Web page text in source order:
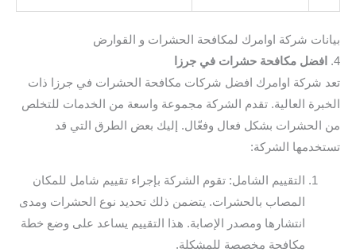
بيانات شركة اوامرك لمكافحة الحشرات و القوارض
4.
افضل مكافحة حشرات في جرزا
تعد شركة اوامرك افضل شركات مكافحة الحشرات في جرزا ذات
الخبرة العالية. تقدم الشركة مجموعة واسعة من الخدمات للتخلص
من الحشرات بشكل فعال وفعّال. إليك بعض الطرق التي قد
تستخدمها الشركة:
التقييم الشامل: تقوم الشركة بإجراء تقييم شامل للمكان
المصاب بالحشرات. يتضمن ذلك تحديد نوع الحشرات ومدى
انتشارها ومصدر الإصابة. هذا التقييم يساعد على وضع خطة
مكافحة مخصصة للمشكلة.